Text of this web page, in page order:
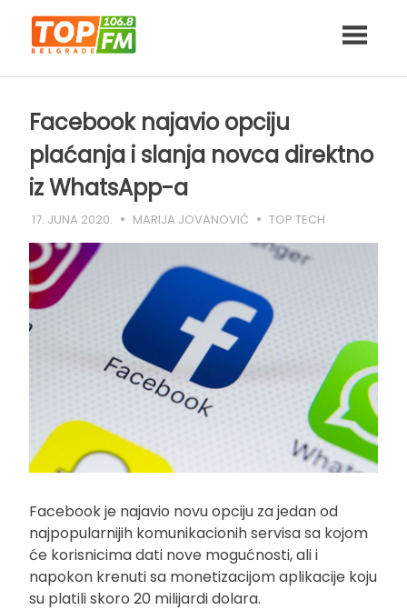
content
Facebook najavio opciju
plaćanja i slanja novca direktno
iz WhatsApp-a
17. JUNA 2020. MARIJA JOVANOVIĆ TOP TECH
Facebook je najavio novu opciju za jedan od
najpopularnijih komunikacionih servisa sa kojom
će korisnicima dati nove mogućnosti, ali i
napokon krenuti sa monetizacijom aplikacije koju
su platili skoro 20 milijardi dolara.